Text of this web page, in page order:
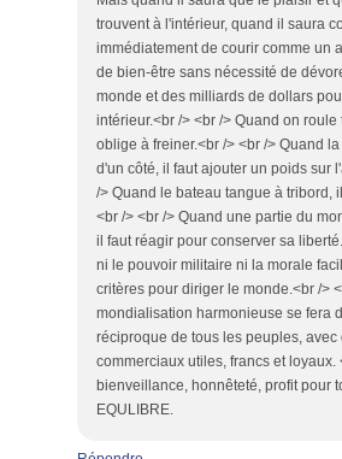
trouvent à l'intérieur, quand il saura
immédiatement de courir comme un
de bien-être sans nécessité de
monde et des milliards de dollars
intérieur.<br /> <br /> Quand on
oblige à freiner.<br /> <br /> Quand
d'un côté, il faut ajouter un poids sur
/> Quand le bateau tangue à tribord,
<br /> <br /> Quand une partie du
il faut réagir pour conserver sa
ni le pouvoir militaire ni la morale
critères pour diriger le monde.<br />
mondialisation harmonieuse se fera
réciproque de tous les peuples, avec
commerciaux utiles, francs et loyaux.
bienveillance, honnêteté, profit pour
EQULIBRE.